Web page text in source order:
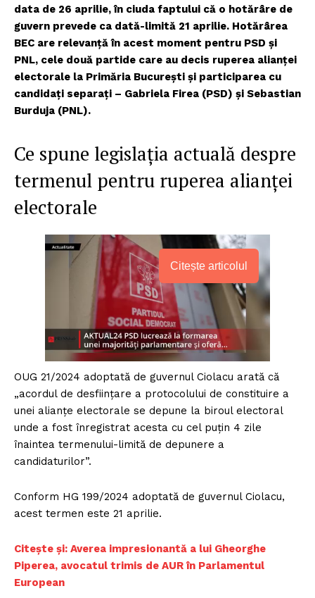
data de 26 aprilie, în ciuda faptului că o hotărâre de
guvern prevede ca dată-limită 21 aprilie. Hotărârea
BEC are relevanță în acest moment pentru PSD și
PNL, cele două partide care au decis ruperea alianței
electorale la Primăria București și participarea cu
candidați separați – Gabriela Firea (PSD) și Sebastian
Burduja (PNL).
Ce spune legislația actuală despre
termenul pentru ruperea alianței
electorale
Citește articolul
OUG 21/2024 adoptată de guvernul Ciolacu arată că
„acordul de desființare a protocolului de constituire a
unei alianțe electorale se depune la biroul electoral
unde a fost înregistrat acesta cu cel puțin 4 zile
înaintea termenului-limită de depunere a
candidaturilor”.
Conform HG 199/2024 adoptată de guvernul Ciolacu,
acest termen este 21 aprilie.
Citește și: Averea impresionantă a lui Gheorghe
Piperea, avocatul trimis de AUR în Parlamentul
European